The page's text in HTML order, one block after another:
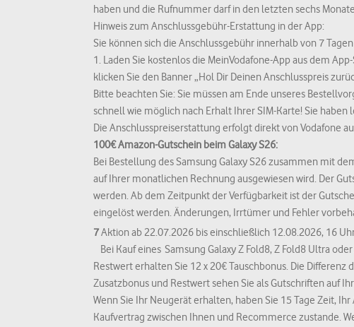
Weitere Informationen
Datenschutzhinweisen
haben und die Rufnummer darf in den letzten sechs
Hinweis zum Anschlussgebühr-Erstattung in der App:
Sie können sich die Anschlussgebühr innerhalb von 7
1. Laden Sie kostenlos die MeinVodafone-App aus dem
klicken Sie den Banner „Hol Dir Deinen Anschlusspreis
Bitte beachten Sie: Sie müssen am Ende unseres
schnell wie möglich nach Erhalt Ihrer SIM-Karte! Sie
Die Anschlusspreiserstattung erfolgt direkt von Vodafone
100€ Amazon-Gutschein beim Galaxy S26:
Bei Bestellung des Samsung Galaxy S26 zusammen mit
auf Ihrer monatlichen Rechnung ausgewiesen wird. Der
werden. Ab dem Zeitpunkt der Verfügbarkeit ist der
eingelöst werden. Änderungen, Irrtümer und Fehler
7Aktion ab 22.07.2026 bis einschließlich 12.08.2026, 16
Bei Kauf eines Samsung Galaxy Z Fold8, Z Fold8 Ultra
Restwert erhalten Sie 12 x 20€ Tauschbonus. Die
Zusatzbonus und Restwert sehen Sie als Gutschriften auf
Wenn Sie Ihr Neugerät erhalten, haben Sie 15 Tage Zeit,
Kaufvertrag zwischen Ihnen und Recommerce zustande.